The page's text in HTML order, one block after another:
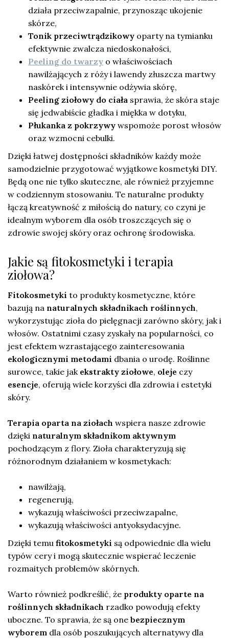
działa przeciwzapalnie, przynosząc ukojenie
skórze,
Tonik przeciwtrądzikowy oparty na tymianku
efektywnie zwalcza niedoskonałości,
Peeling do twarzy o właściwościach
nawilżających z róży i lawendy złuszcza martwy
naskórek i intensywnie odżywia skórę,
Peeling ziołowy do ciała sprawia, że skóra staje
się jedwabiście gładka i miękka w dotyku,
Płukanka z pokrzywy wspomoże porost włosów
oraz wzmocni cebulki.
Dzięki łatwej dostępności składników każdy może
samodzielnie przygotować wyjątkowe kosmetyki DIY.
Będą one nie tylko skuteczne, ale również przyjemne
w codziennym stosowaniu. Te naturalne produkty
łączą kreatywność z miłością do natury, co czyni je
idealnym wyborem dla osób troszczących się o
zdrowie swojej skóry oraz ochronę środowiska.
Jakie są fitokosmetyki i terapia
ziołowa?
Fitokosmetyki to produkty kosmetyczne, które
bazują na naturalnych składnikach roślinnych,
wykorzystując zioła do pielęgnacji zarówno skóry, jak i
włosów. Ostatnimi czasy zyskały na popularności, co
jest efektem wzrastającego zainteresowania
ekologicznymi metodami dbania o urodę. Roślinne
surowce, takie jak ekstrakty ziołowe, oleje czy
esencje, oferują wiele korzyści dla zdrowia i estetyki
skóry.
Terapia oparta na ziołach wspiera nasze zdrowie
dzięki naturalnym składnikom aktywnym
pochodzącym z flory. Zioła charakteryzują się
różnorodnym działaniem w kosmetykach:
nawilżają,
regenerują,
wykazują właściwości przeciwzapalne,
wykazują właściwości antyoksydacyjne.
Dzięki temu fitokosmetyki są odpowiednie dla wielu
typów cery i mogą skutecznie wspierać leczenie
rozmaitych problemów skórnych.
Warto również podkreślić, że produkty oparte na
roślinnych składnikach rzadko powodują efekty
uboczne. To sprawia, że są one bezpiecznym
wyborem dla osób poszukujących alternatywy dla